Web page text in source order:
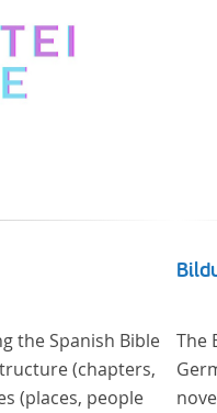
the Spanish Bible
(chapters,
(places, people
The